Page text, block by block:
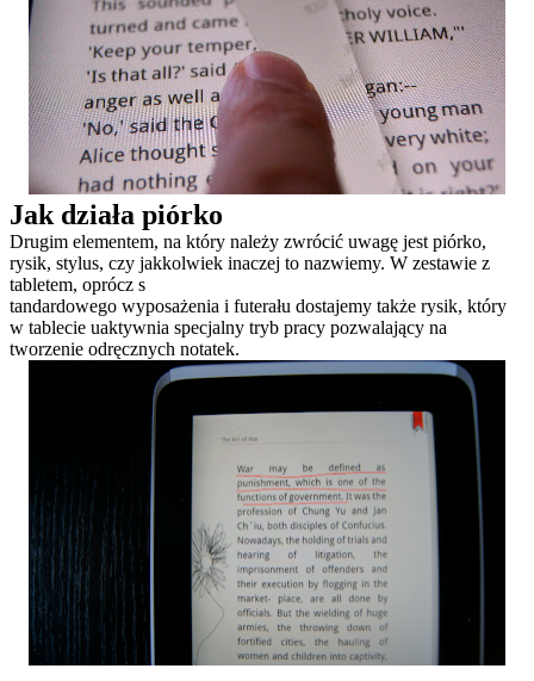
Jak działa piórko
Drugim elementem, na który należy zwrócić uwagę jest piórko,
rysik, stylus, czy jakkolwiek inaczej to nazwiemy. W zestawie z
tabletem, oprócz s
tandardowego wyposażenia i futerału dostajemy także rysik, który
w tablecie uaktywnia specjalny tryb pracy pozwalający na
tworzenie odręcznych notatek.